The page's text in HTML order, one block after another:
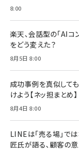
8:00
楽天、会話型の「AIコ
をどう変えた？
8月5日 8:00
成功事例を真似して
けよう【ネッ担まとめ】
8月4日 8:00
LINEは「売る場」で
匠氏が語る、顧客の